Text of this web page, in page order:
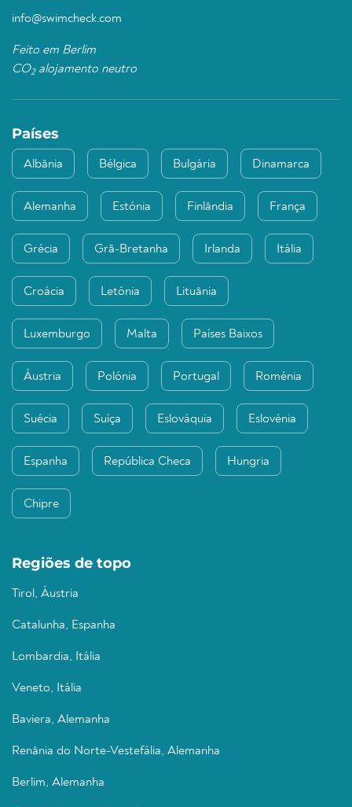
info@swimcheck.com
Feito em Berlim
CO2alojamento neutro
Países
Albânia Bélgica Bulgária Dinamarca
Alemanha Estónia Finlândia França
Grécia Grã-Bretanha Irlanda Itália
Croácia Letónia Lituânia
Luxemburgo Malta Países Baixos
Áustria Polónia Portugal Roménia
Suécia Suíça Eslováquia Eslovénia
Espanha República Checa Hungria
Chipre
Regiões de topo
Tirol, Áustria
Catalunha, Espanha
Lombardia, Itália
Veneto, Itália
Baviera, Alemanha
Renânia do Norte-Vestefália, Alemanha
Berlim, Alemanha